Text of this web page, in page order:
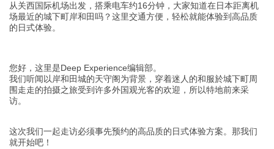
从关西国际机场出发，搭乘电车约16分钟，大家知道在日本距离机
场最近的城下町岸和田吗？这里交通方便，轻松就能体验到高品质
的日式体验。
您好，这里是Deep Experience编辑部。
我们听闻以岸和田城的天守阁为背景，穿着迷人的和服於城下町周
围走走的拍摄之旅受到许多外国观光客的欢迎，所以特地前来采
访。
这次我们一起走访必须事先预约的高品质的日式体验方案。那我们
就开始吧！